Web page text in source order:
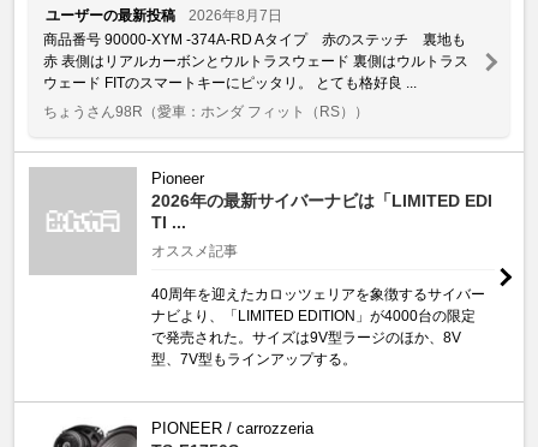
ユーザーの最新投稿
2026年8月7日
商品番号 90000-XYM -374A-RD Aタイプ 赤のステッチ 裏地も
赤 表側はリアルカーボンとウルトラスウェード 裏側はウルトラス
ウェード FITのスマートキーにピッタリ。 とても格好良 ...
ちょうさん98R （愛車：ホンダ フィット（RS））
Pioneer
2026年の最新サイバーナビは「LIMITED EDI
TI ...
オススメ記事
40周年を迎えたカロッツェリアを象徴するサイバー
ナビより、「LIMITED EDITION」が4000台の限定
で発売された。サイズは9V型ラージのほか、8V
型、7V型もラインアップする。
PIONEER / carrozzeria